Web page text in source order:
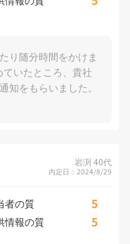
り随分時間をかけま
いたところ、貴社
知をもらいました。
岩渕 40代
内定日：2024/8/29
者の質 5
情報の質 5